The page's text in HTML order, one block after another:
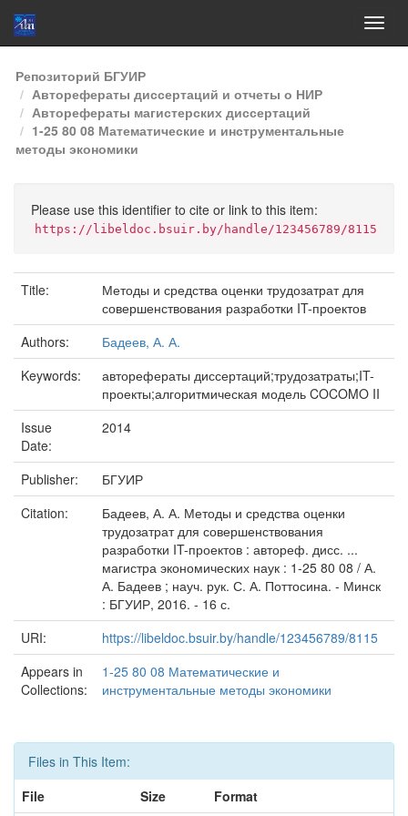
Skip
navigation
Репозиторий БГУИР
Авторефераты диссертаций и отчеты о НИР
Авторефераты магистерских диссертаций
1-25 80 08 Математические и инструментальные
методы экономики
Please use this identifier to cite or link to this item:
https://libeldoc.bsuir.by/handle/123456789/8115
Title:
Методы и средства оценки трудозатрат для
совершенствования разработки IT-проектов
Authors:
Бадеев, А. А.
Keywords:
авторефераты диссертаций;трудозатраты;IT-
проекты;алгоритмическая модель COCOMO II
Issue
Date:
2014
Publisher:
БГУИР
Citation:
Бадеев, А. А. Методы и средства оценки
трудозатрат для совершенствования
разработки IT-проектов : автореф. дисс. ...
магистра экономических наук : 1-25 80 08 / А.
А. Бадеев ; науч. рук. С. А. Поттосина. - Минск
: БГУИР, 2016. - 16 с.
URI:
https://libeldoc.bsuir.by/handle/123456789/8115
Appears in
Collections:
1-25 80 08 Математические и
инструментальные методы экономики
Files in This Item:
File
Size Format